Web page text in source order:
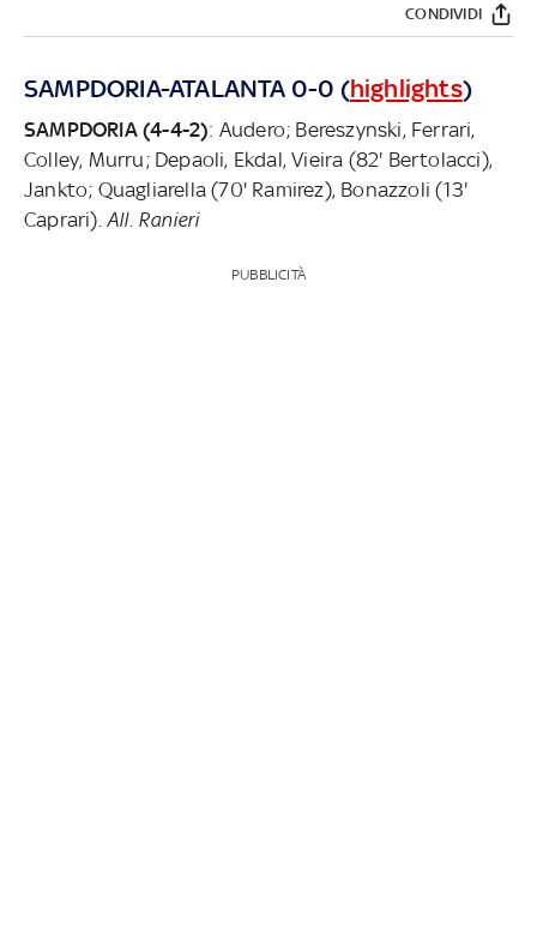
CONDIVIDI
SAMPDORIA-ATALANTA 0-0 (highlights)
SAMPDORIA (4-4-2): Audero; Bereszynski, Ferrari,
Colley, Murru; Depaoli, Ekdal, Vieira (82' Bertolacci),
Jankto; Quagliarella (70' Ramirez), Bonazzoli (13'
Caprari). All. Ranieri
PUBBLICITÀ